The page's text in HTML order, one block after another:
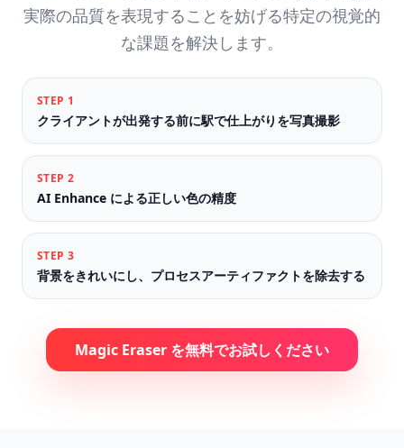
実際の品質を表現することを妨げる特定の視覚的
な課題を解決します。
STEP 1
クライアントが出発する前に駅で仕上がりを写真撮影
STEP 2
AI Enhance による正しい色の精度
STEP 3
背景をきれいにし、プロセスアーティファクトを除去する
Magic Eraser を無料でお試しください